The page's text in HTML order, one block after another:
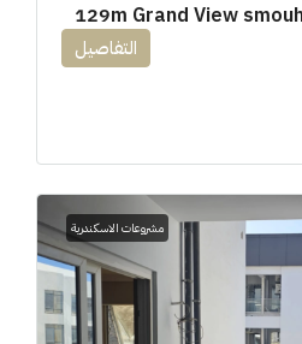
التفاصيل
مشروعات الاسكندرية